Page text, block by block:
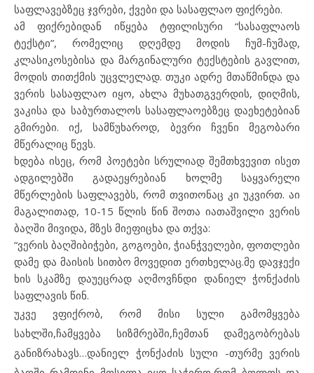
საფლავებზეც ჯვრები, ქვები და სასაფლაო ფიქრები.
ამ ფიქრებიდან იწყება ტფილისური “სასაფლაოს
ტექსტი”, რომელიც დღემდე მოდის ჩუმ-ჩუმად,
კლასიკოსებისა და მარგინალური ტექსტების გავლით,
მოდის თითქმის უცვლელად. თუკი ადრე მთაწმინდა და
ვერის სასაფლაო იყო, ახლა მუხათგვერდის, დიღმის,
ვაკისა და საბურთალოს სასაფლაოებზეც დაეხეტებიან
გმირები. იქ, სამწუხაროდ, ბევრი ჩვენი მეგობარი
მწერალიც წევს.
ხდება ისეც, რომ პოეტები სრულიად შემთხვევით ისეთ
ადგილებში გადაეყრებიან ხოლმე საყვარელი
მწერლების საფლავებს, რომ თვითონაც კი უკვირთ. აი
მაგალითად, 10-15 წლის წინ შოთა იათაშვილი ვერის
ბაღში მივიდა, მზეს მიეფიცხა და თქვა:
“ვერის ბაღშიბიჭები, გოგოები, ჭიანჭველები, ფოთლები
დამე და მაისის სითბო მოვედით ერთხელაც.მე დავჯექი
ხის სკამზე დაუეცრად აღმოვჩნდი დანიელ ჭონქაძის
საფლავის წინ.
უკვე ვფიქრობ, რომ მისი სული გამომყვება
სახლში,ჩამყვება სიზმრებში,ჩემთან დამეგობრებას
განიზრახავს…დანიელ ჭონქაძის სული -თურმე ვერის